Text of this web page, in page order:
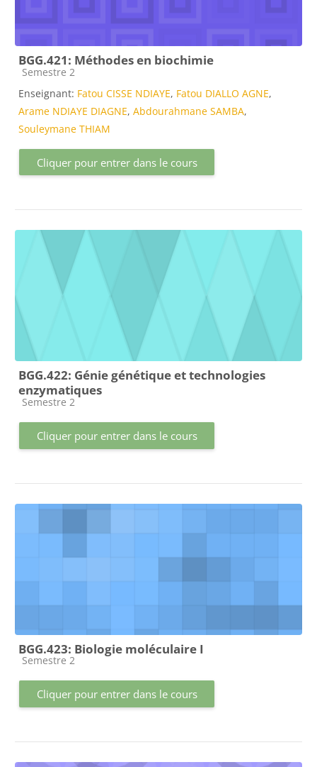
BGG.421: Méthodes en biochimie
Catégorie de cours
Semestre 2
Enseignant: Fatou CISSE NDIAYE, Fatou DIALLO AGNE,
Arame NDIAYE DIAGNE, Abdourahmane SAMBA,
Souleymane THIAM
Cliquer pour entrer dans le cours
BGG.422: Génie génétique et technologies
enzymatiques
Catégorie de cours
Semestre 2
Cliquer pour entrer dans le cours
BGG.423: Biologie moléculaire I
Catégorie de cours
Semestre 2
Cliquer pour entrer dans le cours